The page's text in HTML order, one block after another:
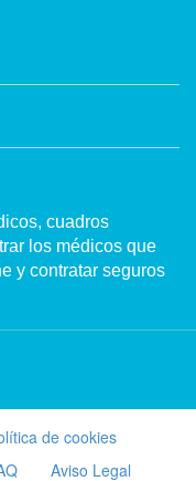
cuadros
los médicos que
y contratar seguros
de cookies
Aviso Legal